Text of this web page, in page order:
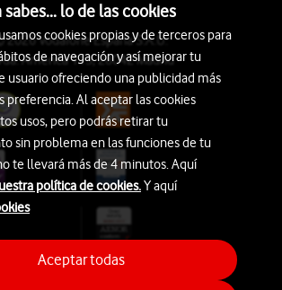
2026 Vodafone España S.A.U.
América 115, 28042 Madrid
sabes... lo de las cookies
cookies propias y de terceros para
de navegación y así mejorar tu
usuario ofreciendo una publicidad más
preferencia. Al aceptar las cookies
usos, pero podrás retirar tu
sin problema en las funciones de tu
te llevará más de 4 minutos. Aquí
política de cookies.Y aquí
Aceptar todas